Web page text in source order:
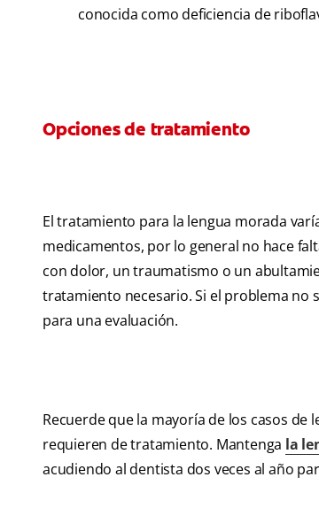
conocida como deficiencia de
Opciones de tratamiento
El tratamiento para la lengua morada
medicamentos, por lo general no hace
con dolor, un traumatismo o un
tratamiento necesario. Si el problema no
para una evaluación.
Recuerde que la mayoría de los casos
requieren de tratamiento. Mantenga la
acudiendo al dentista dos veces al año